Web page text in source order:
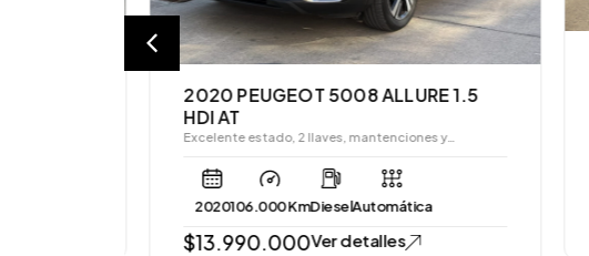
2020 PEUGEOT 5008 ALLURE 1.5
HDI AT
Excelente estado, 2 llaves, mantenciones y…
2020106.000 KmDieselAutomática
13.990.000Ver detalles